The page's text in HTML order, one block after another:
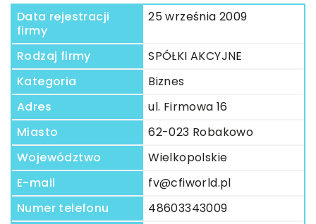
Data rejestracji
firmy
25 września 2009
Rodzaj firmy
SPÓŁKI AKCYJNE
Kategoria
Biznes
Adres
ul. Firmowa 16
Miasto
62-023 Robakowo
Województwo
Wielkopolskie
E-mail
fv@cfiworld.pl
Numer telefonu
48603343009